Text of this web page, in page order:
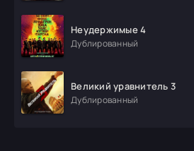
Неудержимые 4
Дублированный
Великий уравнитель 3
Дублированный